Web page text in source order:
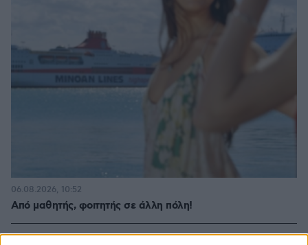
Από μαθητής, φοιτητής σε άλλη πόλη!
06.08.2026, 10:52
05.08.2026, 08:38